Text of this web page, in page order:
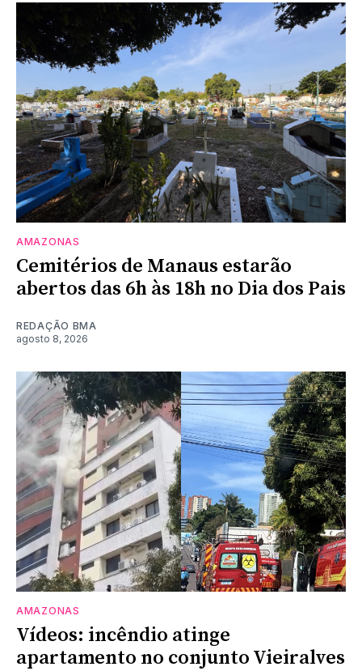
AMAZONAS
Cemitérios de Manaus estarão
abertos das 6h às 18h no Dia dos Pais
REDAÇÃO BMA
agosto 8, 2026
AMAZONAS
Vídeos: incêndio atinge
apartamento no conjunto Vieiralves